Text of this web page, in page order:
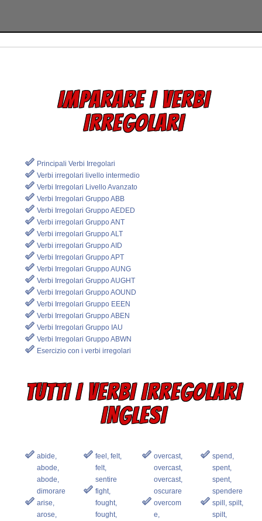
IMPARARE I VERBI
IRREGOLARI
Principali Verbi Irregolari
Verbi irregolari livello intermedio
Verbi Irregolari Livello Avanzato
Verbi Irregolari Gruppo ABB
Verbi Irregolari Gruppo AEDED
Verbi irregolari Gruppo ANT
Verbi irregolari Gruppo ALT
Verbi irregolari Gruppo AID
Verbi Irregolari Gruppo APT
Verbi Irregolari Gruppo AUNG
Verbi Irregolari Gruppo AUGHT
Verbi Irregolari Gruppo AOUND
Verbi Irregolari Gruppo EEEN
Verbi Irregolari Gruppo ABEN
Verbi Irregolari Gruppo IAU
Verbi Irregolari Gruppo ABWN
Esercizio con i verbi irregolari
TUTTI I VERBI IRREGOLARI
INGLESI
abide,
abode,
abode,
dimorare
arise,
arose,
feel, felt,
felt,
sentire
fight,
fought,
fought,
overcast,
overcast,
overcast,
oscurare
overcom
e,
spend,
spent,
spent,
spendere
spill, spilt,
spilt,